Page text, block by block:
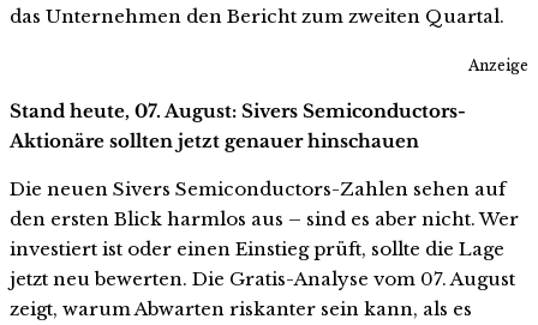
das Unternehmen den Bericht zum zweiten Quartal.
Anzeige
Stand heute, 07. August: Sivers Semiconductors-
Aktionäre sollten jetzt genauer hinschauen
Die neuen Sivers Semiconductors-Zahlen sehen auf
den ersten Blick harmlos aus – sind es aber nicht. Wer
investiert ist oder einen Einstieg prüft, sollte die Lage
jetzt neu bewerten. Die Gratis-Analyse vom 07. August
zeigt, warum Abwarten riskanter sein kann, als es